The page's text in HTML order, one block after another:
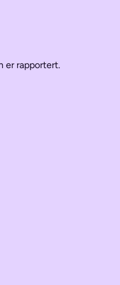
er rapportert.